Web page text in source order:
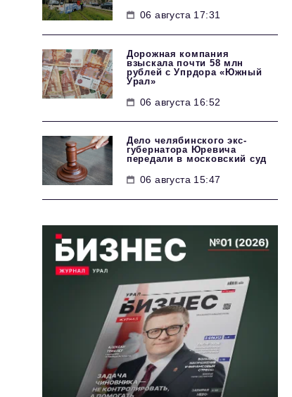
06 августа 17:31
Дорожная компания
взыскала почти 58 млн
рублей с Упрдора «Южный
Урал»
06 августа 16:52
Дело челябинского экс-
губернатора Юревича
передали в московский суд
06 августа 15:47